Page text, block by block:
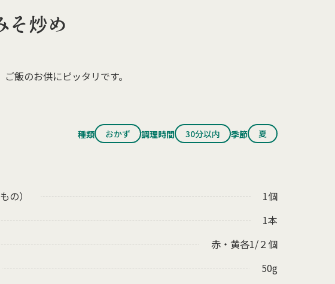
そ炒め
飯のお供にピッタリです。
種類 おかず 調理時間 30分以内 季節 夏
の）
1個
1本
赤・黄各1/２個
50g